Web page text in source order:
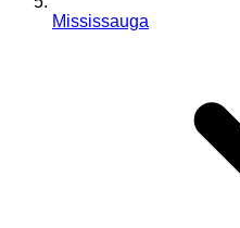
Mississauga